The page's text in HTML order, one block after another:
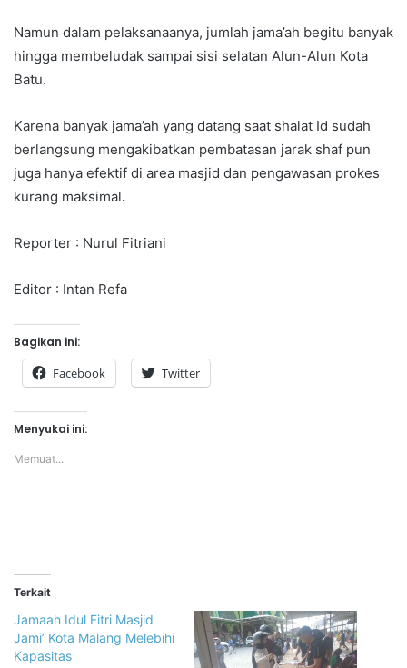
Namun dalam pelaksanaanya, jumlah jama’ah begitu banyak
hingga membeludak sampai sisi selatan Alun-Alun Kota
Batu.
Karena banyak jama’ah yang datang saat shalat Id sudah
berlangsung mengakibatkan pembatasan jarak shaf pun
juga hanya efektif di area masjid dan pengawasan prokes
kurang maksimal.
Reporter : Nurul Fitriani
Editor : Intan Refa
Bagikan ini:
Facebook Twitter
Menyukai ini:
Memuat...
Terkait
Jamaah Idul Fitri Masjid
Jami’ Kota Malang Melebihi
Kapasitas